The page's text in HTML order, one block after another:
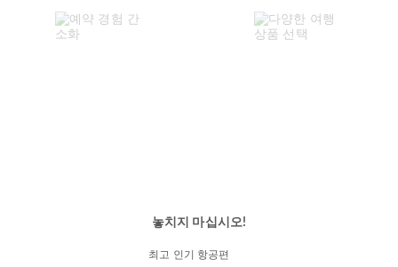
놓치지 마십시오!
최고 인기 항공편